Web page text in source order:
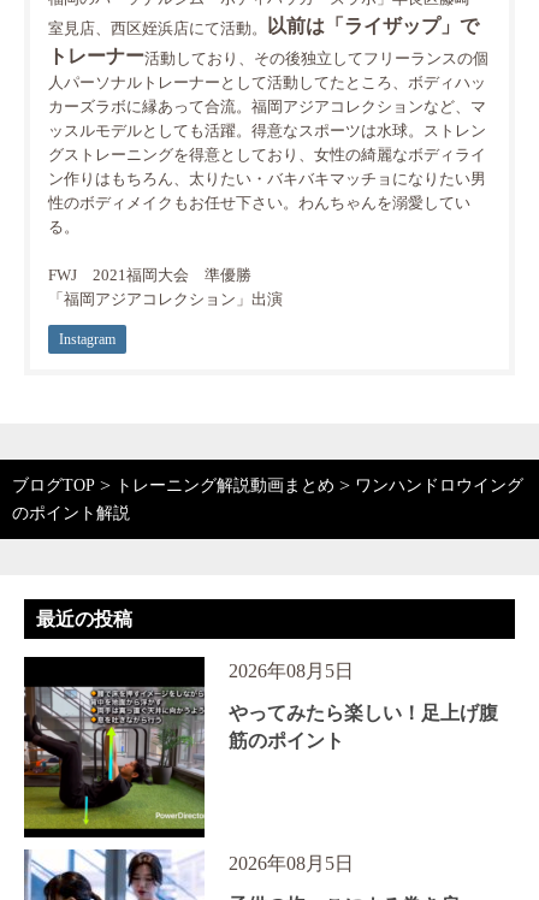
室見店、西区姪浜店にて活動。
以前は「ライザップ」で
トレーナー活動しており、その後独立してフリーランスの個
人パーソナルトレーナーとして活動してたところ、ボディハッ
カーズラボに縁あって合流。福岡アジアコレクションなど、マ
ッスルモデルとしても活躍。得意なスポーツは水球。ストレン
グストレーニングを得意としており、女性の綺麗なボディライ
ン作りはもちろん、太りたい・バキバキマッチョになりたい男
性のボディメイクもお任せ下さい。わんちゃんを溺愛してい
る。
FWJ 2021福岡大会 準優勝
「福岡アジアコレクション」出演
Instagram
ブログTOP > トレーニング解説動画まとめ > ワンハンドロウイング
のポイント解説
最近の投稿
2026年08月5日
やってみたら楽しい！足上げ腹
筋のポイント
2026年08月5日